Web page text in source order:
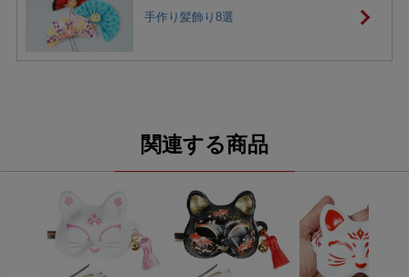
手作り髪飾り8選
関連する商品